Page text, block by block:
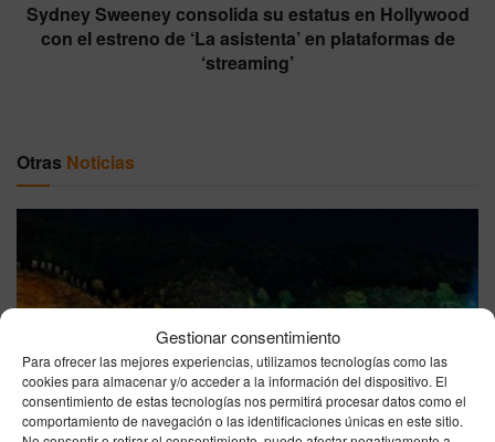
Gestionar consentimiento
Para ofrecer las mejores experiencias, utilizamos tecnologías como las
cookies para almacenar y/o acceder a la información del dispositivo. El
consentimiento de estas tecnologías nos permitirá procesar datos como el
comportamiento de navegación o las identificaciones únicas en este sitio.
Sydney Sweeney consolida su estatus en Hollywood
con el estreno de ‘La asistenta’ en plataformas de
‘streaming’
Otras Noticias
Starlite Marbella 2026: cómo llegar, dónde comprar
entradas y qué conciertos quedan en agosto
06/08/2026